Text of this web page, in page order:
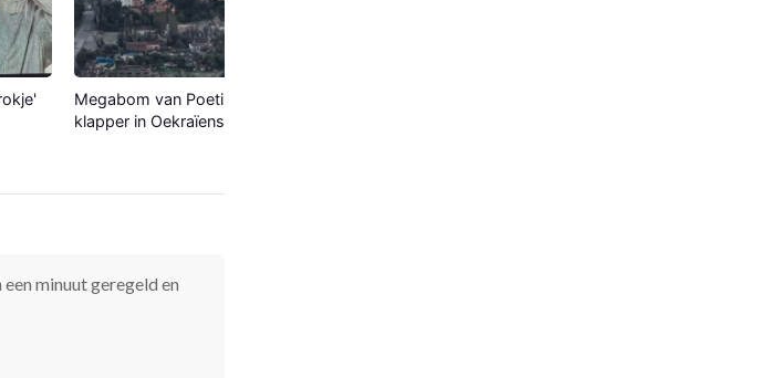
Megabom van Poetin maakt gigantische
klapper in Oekraïense stad
minuut geregeld en